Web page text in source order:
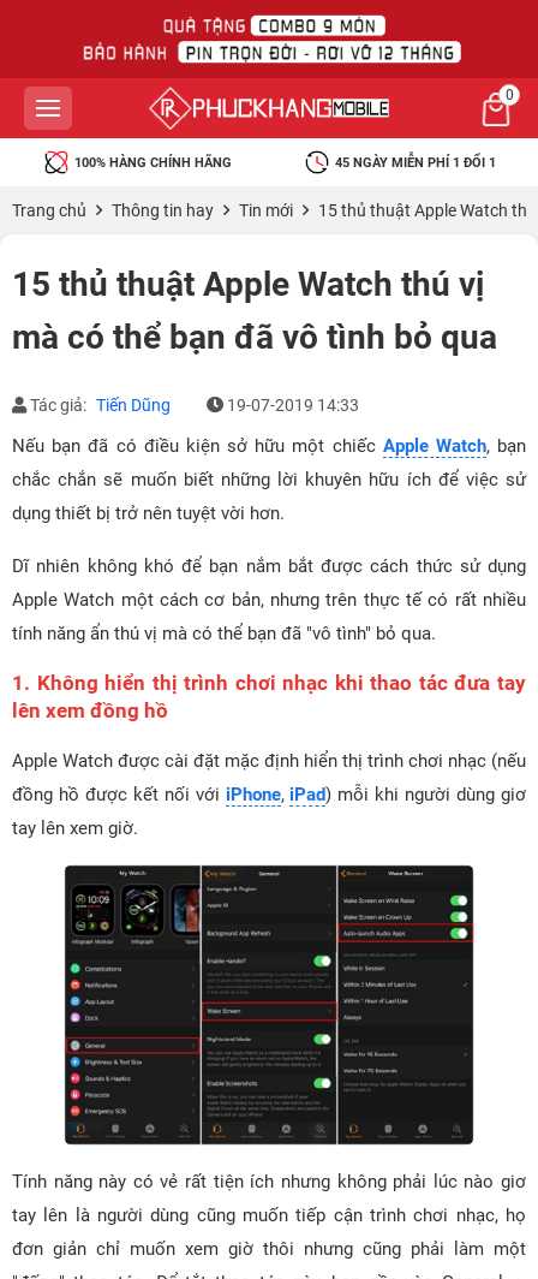
0
45 NGÀY MIỄN PHÍ 1 ĐỔI 1 BẢO HÀNH RƠI VỠ MIỄN PHÍ
Trang chủ Thông tin hay Tin mới 15 thủ thuật Apple Watch
15 thủ thuật Apple Watch thú vị
mà có thể bạn đã vô tình bỏ qua
Tác giả: Tiến Dũng 19-07-2019 14:33
Nếu bạn đã có điều kiện sở hữu một chiếc Apple Watch, bạn
chắc chắn sẽ muốn biết những lời khuyên hữu ích để việc sử
dụng thiết bị trở nên tuyệt vời hơn.
Dĩ nhiên không khó để bạn nắm bắt được cách thức sử dụng
Apple Watch một cách cơ bản, nhưng trên thực tế có rất nhiều
tính năng ẩn thú vị mà có thể bạn đã "vô tình" bỏ qua.
1. Không hiển thị trình chơi nhạc khi thao tác đưa tay
lên ​xem đồng hồ
Apple Watch được cài đặt mặc định hiển thị trình chơi nhạc (nếu
đồng hồ được kết nối với iPhone, iPad) mỗi khi người dùng giơ
tay lên xem giờ.
Tính năng này có vẻ rất tiện ích nhưng không phải lúc nào giơ
tay lên là người dùng cũng muốn tiếp cận trình chơi nhạc, họ
đơn giản chỉ muốn xem giờ thôi nhưng cũng phải làm một